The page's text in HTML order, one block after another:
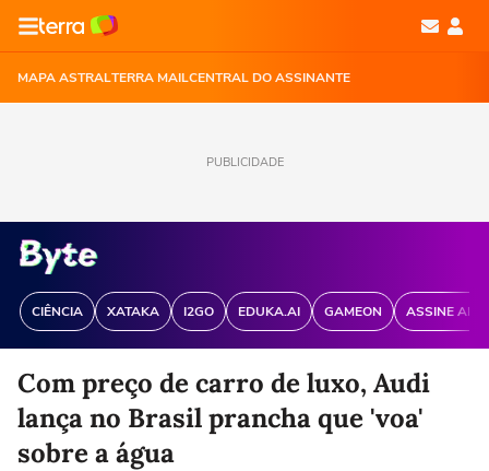
MAPA ASTRALTERRA MAILCENTRAL DO ASSINANTE
PUBLICIDADE
CIÊNCIA XATAKA I2GO EDUKA.AI GAMEON ASSINE
Com preço de carro de luxo, Audi
lança no Brasil prancha que 'voa'
sobre a água